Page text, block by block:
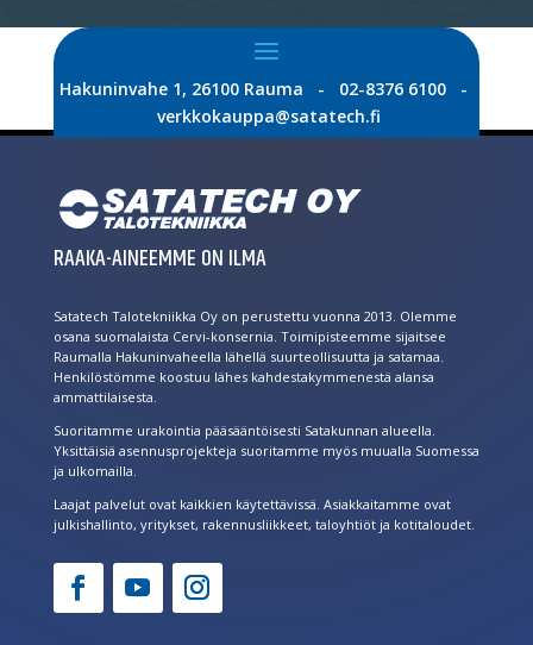
Hakuninvahe 1, 26100 Rauma - 02-8376 6100 -
verkkokauppa@satatech.fi
RAAKA-AINEEMME ON ILMA
Satatech Talotekniikka Oy on perustettu vuonna 2013. Olemme
osana suomalaista Cervi-konsernia. Toimipisteemme sijaitsee
Raumalla Hakuninvaheella lähellä suurteollisuutta ja satamaa.
Henkilöstömme koostuu lähes kahdestakymmenestä alansa
ammattilaisesta.
Suoritamme urakointia pääsääntöisesti Satakunnan alueella.
Yksittäisiä asennusprojekteja suoritamme myös muualla Suomessa
ja ulkomailla.
Laajat palvelut ovat kaikkien käytettävissä. Asiakkaitamme ovat
julkishallinto, yritykset, rakennusliikkeet, taloyhtiöt ja kotitaloudet.